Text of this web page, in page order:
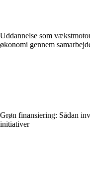
Uddannelse som
økonomi gennem
Grøn finansiering: Sådan
initiativer